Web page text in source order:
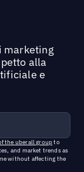
marketing
alla
e
the uberall groupto
and market trends as
without affecting the